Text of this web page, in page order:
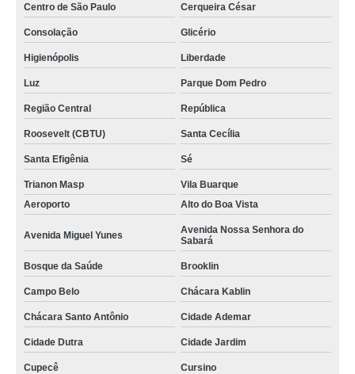
Centro de São Paulo Cerqueira César
Consolação Glicério
Higienópolis Liberdade
Luz Parque Dom Pedro
Região Central República
Roosevelt (CBTU) Santa Cecília
Santa Efigênia Sé
Trianon Masp
Vila Buarque
Aeroporto
Alto do Boa Vista
Avenida Miguel Yunes
Avenida Nossa Senhora do
Sabará
Bosque da Saúde Brooklin
Campo Belo Chácara Kablin
Chácara Santo Antônio Cidade Ademar
Cidade Dutra Cidade Jardim
Cupecê Cursino